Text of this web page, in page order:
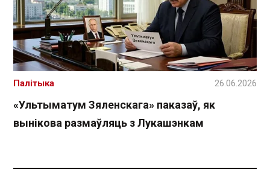
«Ультыматум Зяленскага» паказаў, як
вынікова размаўляць з Лукашэнкам
Палітыка 26.06.2026